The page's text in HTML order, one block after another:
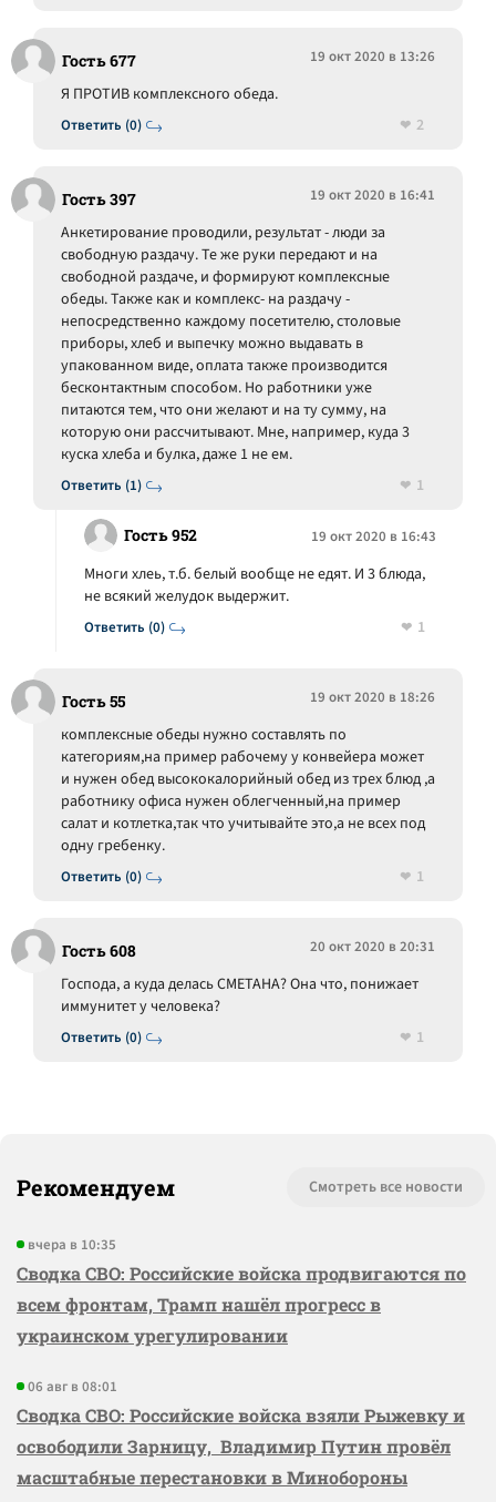
Гость 677 19 окт 2020 в 13:26
Ответить (0)
Я ПРОТИВ комплексного обеда.
2
Гость 397 19 окт 2020 в 16:41
Ответить (1)
Анкетирование проводили, результат - люди за
свободную раздачу. Те же руки передают и на
свободной раздаче, и формируют комплексные
обеды. Также как и комплекс- на раздачу -
непосредственно каждому посетителю, столовые
приборы, хлеб и выпечку можно выдавать в
упакованном виде, оплата также производится
бесконтактным способом. Но работники уже
питаются тем, что они желают и на ту сумму, на
которую они рассчитывают. Мне, например, куда 3
куска хлеба и булка, даже 1 не ем.
1
Гость 952 19 окт 2020 в 16:43
Ответить (0)
Многи хлеь, т.б. белый вообще не едят. И 3 блюда,
не всякий желудок выдержит.
1
Гость 55 19 окт 2020 в 18:26
Ответить (0)
комплексные обеды нужно составлять по
категориям,на пример рабочему у конвейера может
и нужен обед высококалорийный обед из трех блюд ,а
работнику офиса нужен облегченный,на пример
салат и котлетка,так что учитывайте это,а не всех под
одну гребенку.
1
Гость 608 20 окт 2020 в 20:31
Ответить (0)
Господа, а куда делась СМЕТАНА? Она что, понижает
иммунитет у человека?
1
Рекомендуем Смотреть все новости
вчера в 10:35
Сводка СВО: Российские войска продвигаются по
всем фронтам, Трамп нашёл прогресс в
украинском урегулировании
06 авг в 08:01
Сводка СВО: Российские войска взяли Рыжевку и
освободили Зарницу, Владимир Путин провёл
масштабные перестановки в Минобороны